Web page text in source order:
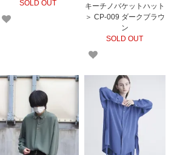
SOLD OUT
キーチノバケットハット
＞ CP-009 ダークブラウ
ン
SOLD OUT